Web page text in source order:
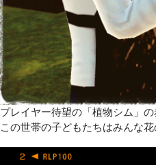
プレイヤー待望の「植物シム」の
この世帯の子どもたちはみんな